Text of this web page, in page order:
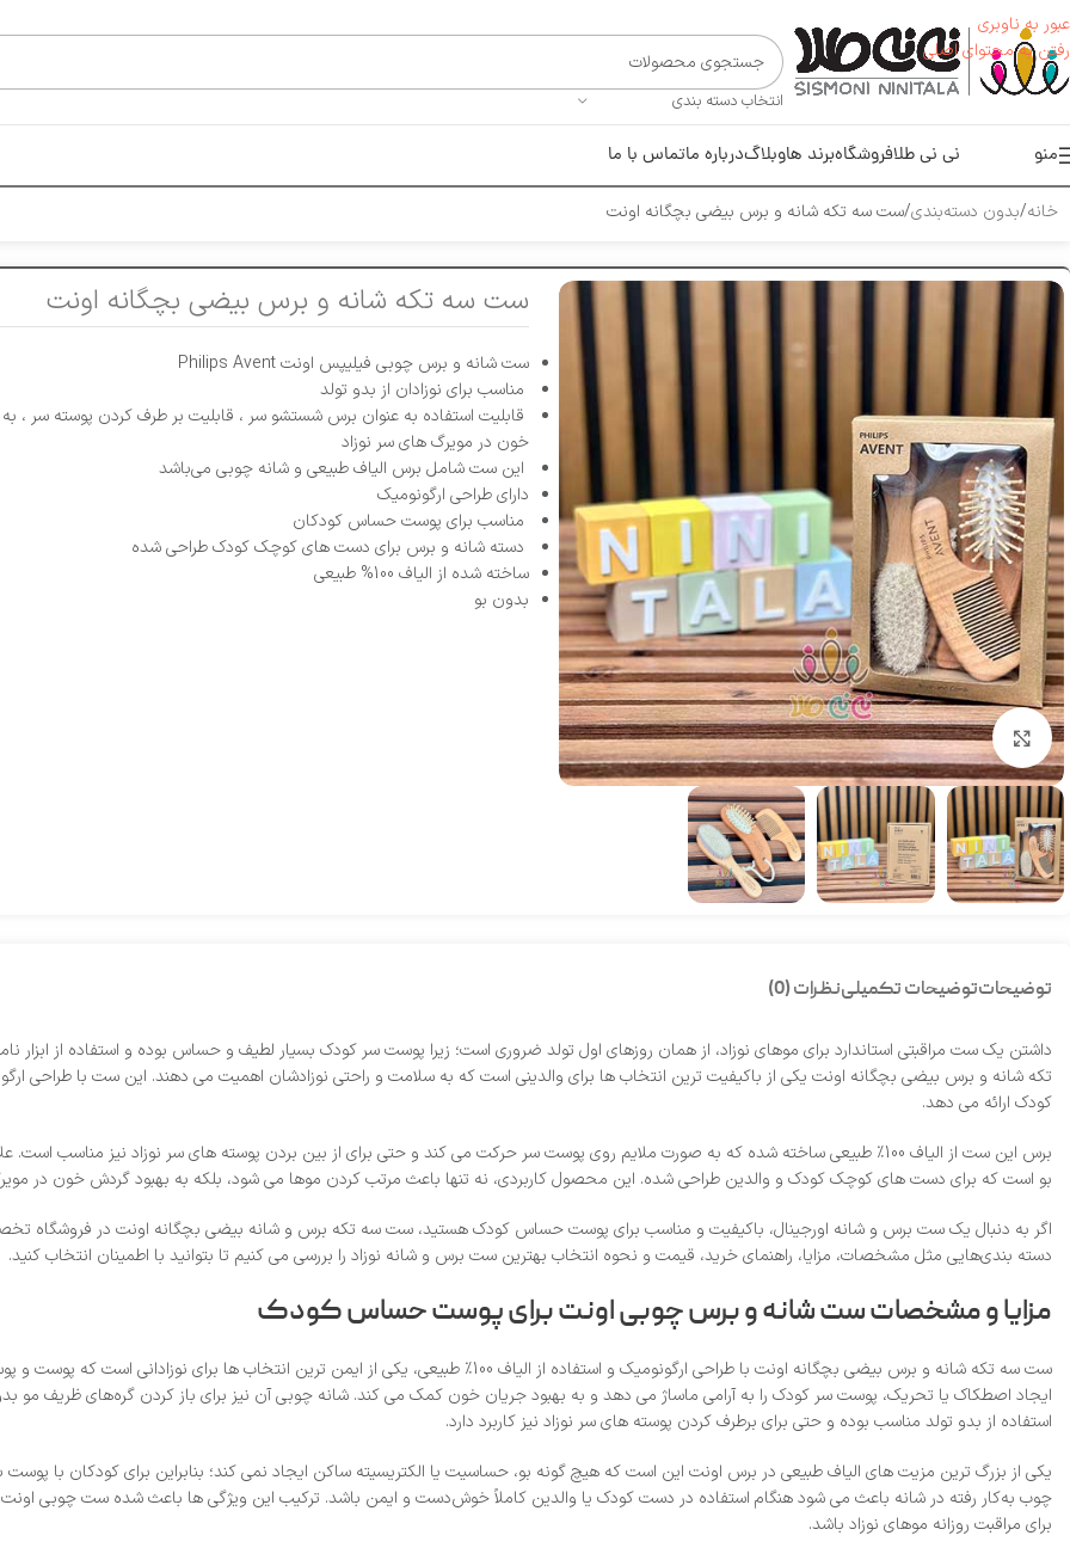
عبور به ناوبری
رفتن به محتوای اصلی
انتخاب دسته بندی
منو نی نی طلافروشگاهبرند هاوبلاگدرباره ماتماس با ما
خانه بدون دسته‌بندی ست سه تکه شانه و برس بیضی بچگانه اونت
بزرگنمایی تصویر
ست سه تکه شانه و برس بیضی بچگانه اونت
ست شانه و برس چوبی فیلیپس اونت Philips Avent
مناسب برای نوزادان از بدو تولد
قابلیت استفاده به عنوان برس شستشو سر ، قابلیت بر طرف کردن پوسته سر ،
خون در مویرگ های سر نوزاد
این ست شامل برس الیاف طبیعی و شانه چوبی می‌باشد
دارای طراحی ارگونومیک
مناسب برای پوست حساس کودکان
دسته شانه و برس برای دست های کوچک کودک طراحی شده
ساخته شده از الیاف 100% طبیعی
بدون بو
توضیحاتتوضیحات تکمیلینظرات (0)
داشتن یک ست مراقبتی استاندارد برای موهای نوزاد، از همان روزهای اول تولد ضروری است؛ زیرا پوست سر کودک بسیار لطیف و حساس بوده و استفاده از
تکه شانه و برس بیضی بچگانه اونت یکی از باکیفیت‌ ترین انتخاب‌ ها برای والدینی است که به سلامت و راحتی نوزادشان اهمیت می‌ دهند. این ست با طراحی
کودک ارائه می‌ دهد.
برس این ست از الیاف 100٪ طبیعی ساخته شده که به‌ صورت ملایم روی پوست سر حرکت می‌ کند و حتی برای از بین بردن پوسته‌ های سر نوزاد نیز
بو است که برای دست‌ های کوچک کودک و والدین طراحی شده. این محصول کاربردی، نه‌ تنها باعث مرتب‌ کردن موها می‌ شود، بلکه به بهبود گردش خون در
اگر به دنبال یک ست برس و شانه اورجینال، باکیفیت و مناسب برای پوست حساس کودک هستید، ست سه‌ تکه برس و شانه بیضی بچگانه اونت در فروشگاه
دسته‌ بندی‌هایی مثل مشخصات، مزایا، راهنمای خرید، قیمت و نحوه انتخاب بهترین ست برس و شانه نوزاد را بررسی می‌ کنیم تا بتوانید با اطمینان انتخاب کنید.
مزایا و مشخصات ست شانه و برس چوبی اونت برای پوست حساس کودک
ست سه‌ تکه شانه و برس بیضی بچگانه اونت با طراحی ارگونومیک و استفاده از الیاف 100٪ طبیعی، یکی از
ایجاد اصطکاک یا تحریک، پوست سر کودک را به آرامی ماساژ می‌ دهد و به بهبود جریان خون کمک می‌ کند. شانه چوبی آن نیز برای باز کردن گره‌های ظریف
استفاده از بدو تولد مناسب بوده و حتی برای برطرف کردن پوسته‌ های سر نوزاد نیز کاربرد دارد.
یکی از بزرگ‌ ترین مزیت‌ های الیاف طبیعی در برس اونت این است که هیچ‌ گونه بو، حساسیت یا الکتریسیته ساکن ایجاد نمی‌ کند؛ بنابراین برای کودکان با
چوب به‌کار رفته در شانه باعث می‌ شود هنگام استفاده در دست کودک یا والدین کاملاً خوش‌دست و ایمن باشد. ترکیب این ویژگی‌ ها باعث شده ست چوبی
برای مراقبت روزانه موهای نوزاد باشد.